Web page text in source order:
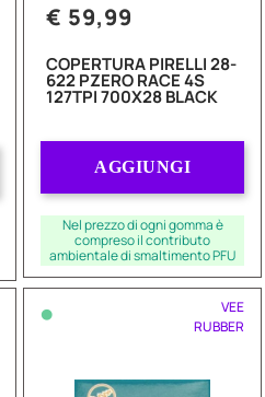
€ 59,99
COPERTURA PIRELLI 28-
622 PZERO RACE 4S
127TPI 700X28 BLACK
AGGIUNGI
Nel prezzo di ogni gomma è
compreso il contributo
ambientale di smaltimento PFU
•
VEE
RUBBER